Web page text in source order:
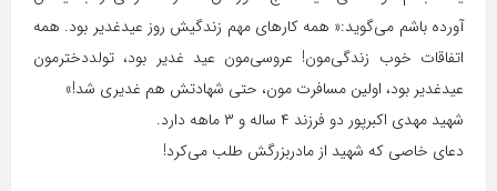
آورده باشم می‌گوید:« همه کارهای مهم زندگیش روز عیدغدیر بود. همه
اتفاقات خوب زندگی‌مون! عروسی‌مون عید غدیر بود، تولددخترمون
عیدغدیر بود، اولین مسافرت مون، حتی شهادتش هم غدیری شد!»
شهید مهدی اکبرپور دو فرزند ۴ ساله و ۳ ماهه دارد.
دعای خاصی که شهید از مادربزرگش طلب می‌کرد!